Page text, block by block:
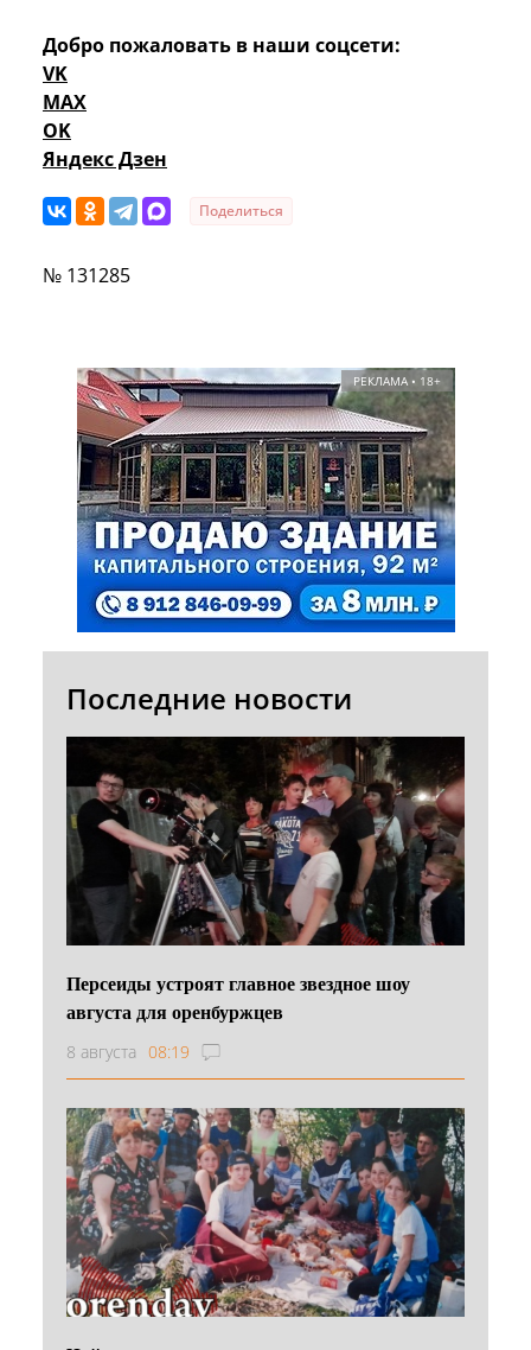
Добро пожаловать в наши соцсети:
VK
MAX
OK
Яндекс Дзен
Поделиться
№ 131285
РЕКЛАМА • 18+
Последние новости
Персеиды устроят главное звездное шоу
августа для оренбуржцев
8 августа 08:19